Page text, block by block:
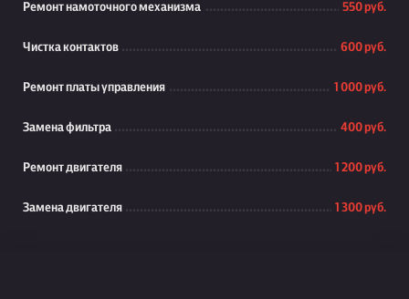
Ремонт намоточного механизма 550 руб.
Чистка контактов 600 руб.
Ремонт платы управления 1 000 руб.
Замена фильтра 400 руб.
Ремонт двигателя 1 200 руб.
Замена двигателя 1 300 руб.